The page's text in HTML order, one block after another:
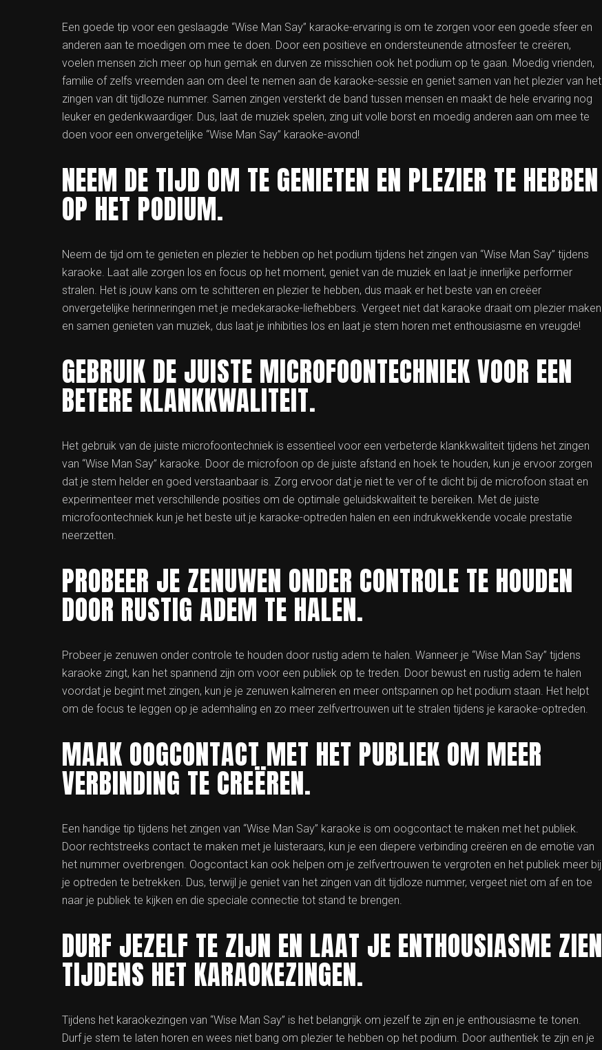
Een goede tip voor een geslaagde “Wise Man Say” karaoke-ervaring is om te zorgen voor een goede sfeer en
anderen aan te moedigen om mee te doen. Door een positieve en ondersteunende atmosfeer te creëren,
voelen mensen zich meer op hun gemak en durven ze misschien ook het podium op te gaan. Moedig vrienden,
familie of zelfs vreemden aan om deel te nemen aan de karaoke-sessie en geniet samen van het plezier van het
zingen van dit tijdloze nummer. Samen zingen versterkt de band tussen mensen en maakt de hele ervaring nog
leuker en gedenkwaardiger. Dus, laat de muziek spelen, zing uit volle borst en moedig anderen aan om mee te
doen voor een onvergetelijke “Wise Man Say” karaoke-avond!
NEEM DE TIJD OM TE GENIETEN EN PLEZIER TE HEBBEN
OP HET PODIUM.
Neem de tijd om te genieten en plezier te hebben op het podium tijdens het zingen van “Wise Man Say” tijdens
karaoke. Laat alle zorgen los en focus op het moment, geniet van de muziek en laat je innerlijke performer
stralen. Het is jouw kans om te schitteren en plezier te hebben, dus maak er het beste van en creëer
onvergetelijke herinneringen met je medekaraoke-liefhebbers. Vergeet niet dat karaoke draait om plezier maken
en samen genieten van muziek, dus laat je inhibities los en laat je stem horen met enthousiasme en vreugde!
GEBRUIK DE JUISTE MICROFOONTECHNIEK VOOR EEN
BETERE KLANKKWALITEIT.
Het gebruik van de juiste microfoontechniek is essentieel voor een verbeterde klankkwaliteit tijdens het zingen
van “Wise Man Say” karaoke. Door de microfoon op de juiste afstand en hoek te houden, kun je ervoor zorgen
dat je stem helder en goed verstaanbaar is. Zorg ervoor dat je niet te ver of te dicht bij de microfoon staat en
experimenteer met verschillende posities om de optimale geluidskwaliteit te bereiken. Met de juiste
microfoontechniek kun je het beste uit je karaoke-optreden halen en een indrukwekkende vocale prestatie
neerzetten.
PROBEER JE ZENUWEN ONDER CONTROLE TE HOUDEN
DOOR RUSTIG ADEM TE HALEN.
Probeer je zenuwen onder controle te houden door rustig adem te halen. Wanneer je “Wise Man Say” tijdens
karaoke zingt, kan het spannend zijn om voor een publiek op te treden. Door bewust en rustig adem te halen
voordat je begint met zingen, kun je je zenuwen kalmeren en meer ontspannen op het podium staan. Het helpt
om de focus te leggen op je ademhaling en zo meer zelfvertrouwen uit te stralen tijdens je karaoke-optreden.
MAAK OOGCONTACT MET HET PUBLIEK OM MEER
VERBINDING TE CREËREN.
Een handige tip tijdens het zingen van “Wise Man Say” karaoke is om oogcontact te maken met het publiek.
Door rechtstreeks contact te maken met je luisteraars, kun je een diepere verbinding creëren en de emotie van
het nummer overbrengen. Oogcontact kan ook helpen om je zelfvertrouwen te vergroten en het publiek meer bij
je optreden te betrekken. Dus, terwijl je geniet van het zingen van dit tijdloze nummer, vergeet niet om af en toe
naar je publiek te kijken en die speciale connectie tot stand te brengen.
DURF JEZELF TE ZIJN EN LAAT JE ENTHOUSIASME ZIEN
TIJDENS HET KARAOKEZINGEN.
Tijdens het karaokezingen van “Wise Man Say” is het belangrijk om jezelf te zijn en je enthousiasme te tonen.
Durf je stem te laten horen en wees niet bang om plezier te hebben op het podium. Door authentiek te zijn en je